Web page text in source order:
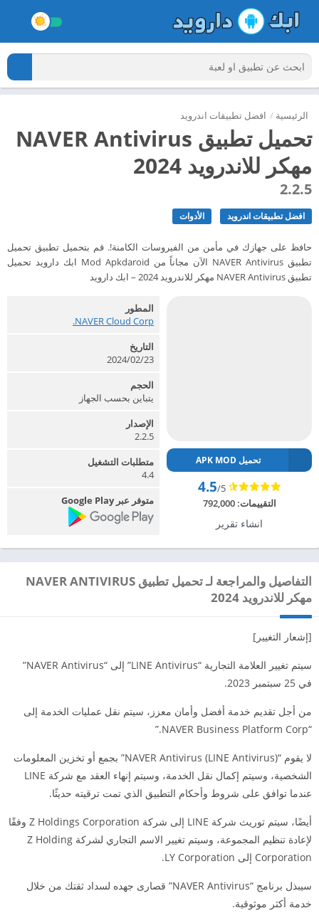
الرئيسية / افضل تطبيقات اندرويد
تحميل تطبيق NAVER Antivirus
مهكر للاندرويد 2024
2.2.5
افضل تطبيقات اندرويد الأدوات
حافظ على جهازك في مأمن من الفيروسات الكامنة!. قم بتحميل تطبيق تحميل
تطبيق NAVER Antivirus الآن مجاناً من Mod Apkdaroid ابك دارويد تحميل
تطبيق NAVER Antivirus مهكر للاندرويد 2024 – ابك دارويد
تحميل APK MOD
4.5/5
التقييمات:792,000
انشاء تقرير
المطور
NAVER Cloud Corp.‏
التاريخ
2024/02/23
الحجم
يتباين بحسب الجهاز
الإصدار
2.2.5
متطلبات التشغيل
4.4
متوفر عبر Google Play
التفاصيل والمراجعة لـ تحميل تطبيق NAVER ANTIVIRUS
مهكر للاندرويد 2024
[إشعار التغيير]
سيتم تغيير العلامة التجارية “LINE Antivirus” إلى “NAVER Antivirus”
في 25 سبتمبر 2023.
من أجل تقديم خدمة أفضل وأمان معزز، سيتم نقل عمليات الخدمة إلى
“NAVER Business Platform Corp.”
لا يقوم “NAVER Antivirus (LINE Antivirus)” بجمع أو تخزين المعلومات
الشخصية، وسيتم إكمال نقل الخدمة، وسيتم إنهاء العقد مع شركة LINE
عندما توافق على شروط وأحكام التطبيق الذي تمت ترقيته حديثًا.
أيضًا، سيتم توريث شركة LINE إلى شركة Z Holdings Corporation وفقًا
لإعادة تنظيم المجموعة، وسيتم تغيير الاسم التجاري لشركة Z Holding
Corporation إلى LY Corporation.
سيبذل برنامج “NAVER Antivirus” قصارى جهده لسداد ثقتك من خلال
خدمة أكثر موثوقية.